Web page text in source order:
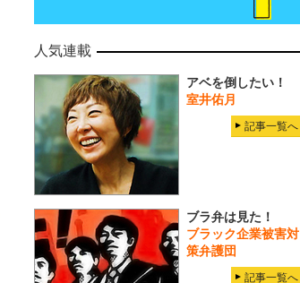
人気連載
アベを倒したい！
室井佑月
記事一覧へ
ブラ弁は見た！
ブラック企業被害対
策弁護団
記事一覧へ